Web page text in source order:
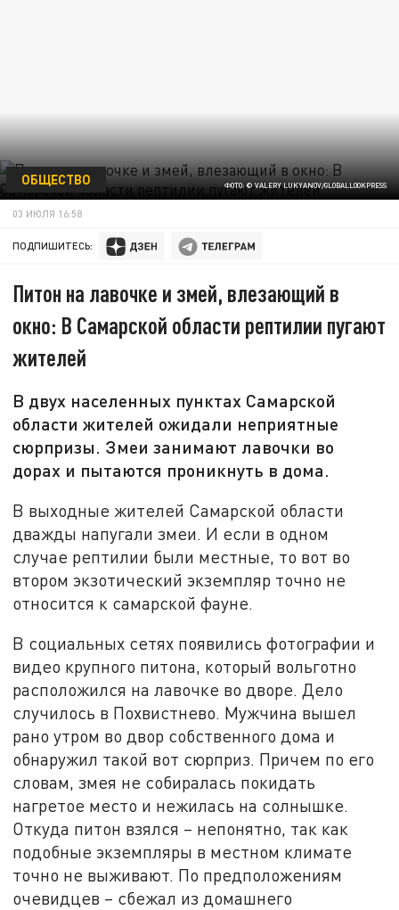
ФОТО: © VALERY LUKYANOV/GLOBALLOOKPRESS
ОБЩЕСТВО
03 ИЮЛЯ 16:58
ПОДПИШИТЕСЬ:
Питон на лавочке и змей, влезающий в
окно: В Самарской области рептилии пугают
жителей
В двух населенных пунктах Самарской
области жителей ожидали неприятные
сюрпризы. Змеи занимают лавочки во
дорах и пытаются проникнуть в дома.
В выходные жителей Самарской области
дважды напугали змеи. И если в одном
случае рептилии были местные, то вот во
втором экзотический экземпляр точно не
относится к самарской фауне.
В социальных сетях появились фотографии и
видео крупного питона, который вольготно
расположился на лавочке во дворе. Дело
случилось в Похвистнево. Мужчина вышел
рано утром во двор собственного дома и
обнаружил такой вот сюрприз. Причем по его
словам, змея не собиралась покидать
нагретое место и нежилась на солнышке.
Откуда питон взялся – непонятно, так как
подобные экземпляры в местном климате
точно не выживают. По предположениям
очевидцев – сбежал из домашнего